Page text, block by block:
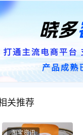
关推荐
淘宝资讯